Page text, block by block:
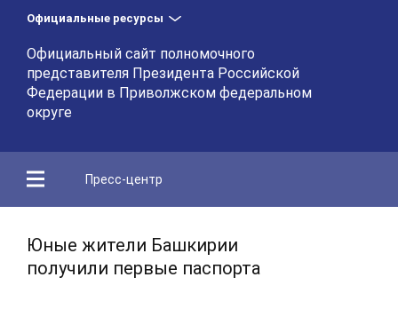
Официальные ресурсы
Официальный сайт полномочного
представителя Президента Российской
Федерации в Приволжском федеральном
округе
Пресс-центр
Юные жители Башкирии
получили первые паспорта